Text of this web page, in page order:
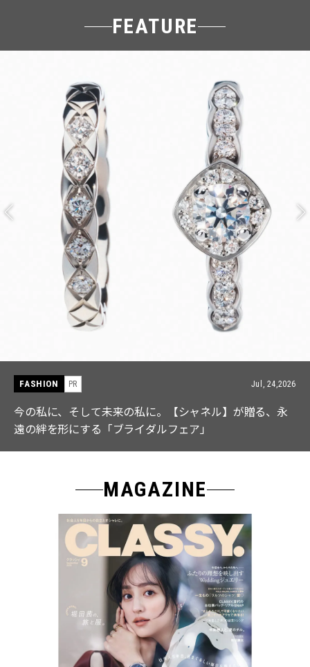
FEATURE
FASHION PR Jul, 15,2026
【ICB】人気インフルエンサーと共同制作! 週5で着たく
なる「名品ブラウス」２選
MAGAZINE